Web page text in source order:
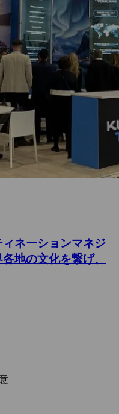
ネーションマネジ
地の文化を繋げ、